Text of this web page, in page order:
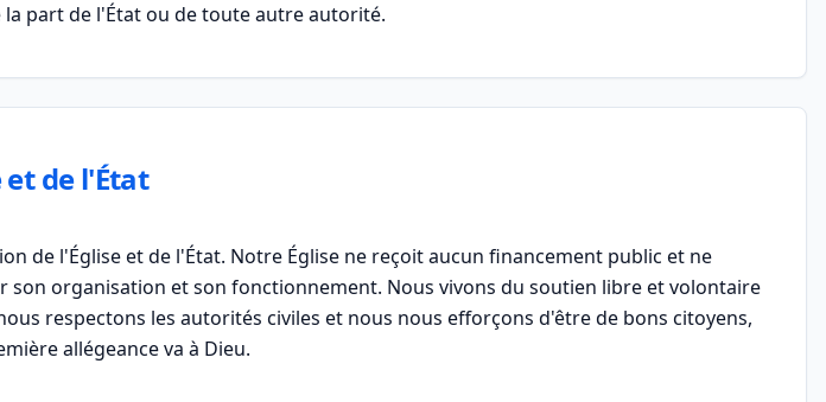
part de l'État ou de toute autre autorité.
de l'État
de l'Église et de l'État. Notre Église ne reçoit aucun financement public et ne
son organisation et son fonctionnement. Nous vivons du soutien libre et volontaire
respectons les autorités civiles et nous nous efforçons d'être de bons citoyens,
allégeance va à Dieu.